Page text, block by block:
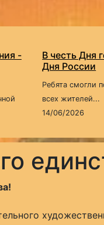
-
В честь Дня
Дня России
Ребята смогли
всех жителей...
14/06/2026